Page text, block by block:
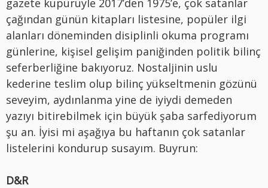
gazete kupürüyle 2017’den 1975’e, çok satanlar
çağından günün kitapları listesine, popüler ilgi
alanları döneminden disiplinli okuma programı
günlerine, kişisel gelişim paniğinden politik bilinç
seferberliğine bakıyoruz. Nostaljinin uslu
kederine teslim olup bilinç yükseltmenin gözünü
seveyim, aydınlanma yine de iyiydi demeden
yazıyı bitirebilmek için büyük şaba sarfediyorum
şu an. İyisi mi aşağıya bu haftanın çok satanlar
listelerini kondurup susayım. Buyrun:
D&R